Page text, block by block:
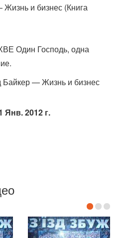
и бизнес (Книга
Один Господь, одна
Байкер — Жизнь и бизнес
Янв. 2012 г.